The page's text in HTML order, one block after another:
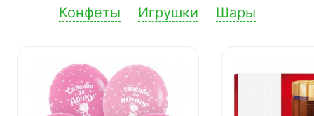
Конфеты Игрушки Шары